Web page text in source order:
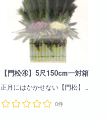
【門松④】5尺150cm一対箱
正月にはかかせない【門松】
0件